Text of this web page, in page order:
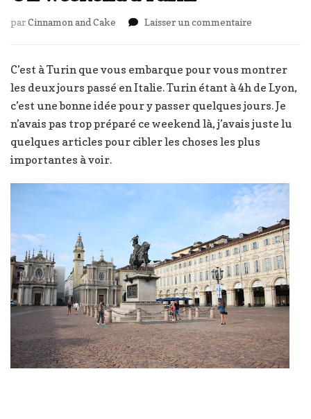
parCinnamon and Cake Laisser un commentaire
C’est à Turin que vous embarque pour vous montrer
les deux jours passé en Italie. Turin étant à 4h de Lyon,
c’est une bonne idée pour y passer quelques jours. Je
n’avais pas trop préparé ce weekend là, j’avais juste lu
quelques articles pour cibler les choses les plus
importantes à voir.